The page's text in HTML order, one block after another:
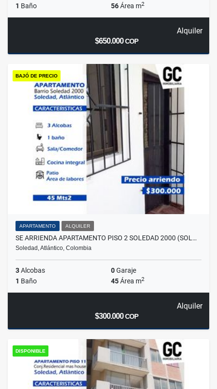
1 Baño 56Área m2
Alquiler
$650.000COP
BAJÓ DE PRECIO
APARTAMENTO ALQUILER
SE ARRIENDA APARTAMENTO PISO 2 SOLEDAD 2000 (SOL…
Soledad, Atlántico, Colombia
3Alcobas 0Garaje
1 Baño 45Área m2
Alquiler
$300.000COP
DISPONIBLE